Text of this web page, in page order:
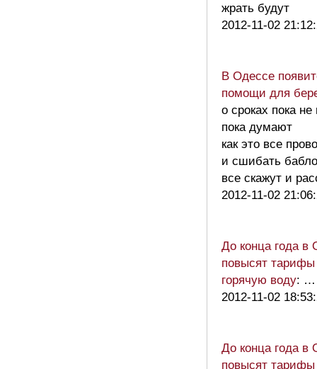
жрать будут
2012-11-02
В Одессе
помощи для
о сроках пока не
пока думают
как это все
и сшибать
все скажут и
2012-11-02
До конца года в
повысят тарифы
горячую воду: …
2012-11-02
До конца года в
повысят тарифы